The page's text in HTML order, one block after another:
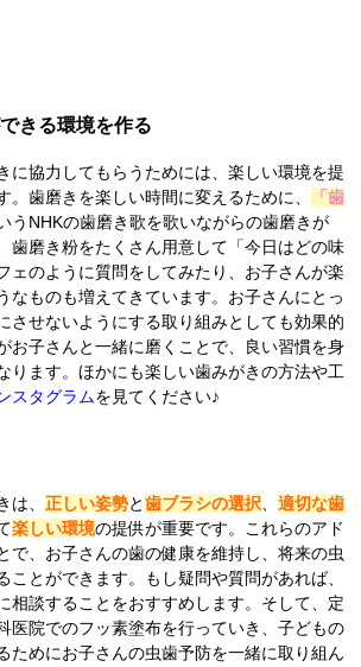
きる環境を作る
に協力してもらうためには、楽しい環境を提
。歯磨きを楽しい時間に変えるために、
「歯
うNHKの歯磨き歌を歌いながらの歯磨きが
歯磨き粉をたくさん用意して「今日はどの味
ェのように質問をしてみたり、お子さんが楽
なものも増えてきています。お子さんにとっ
させないようにする取り組みとしても効果的
お子さんと一緒に磨くことで、良い習慣を身
ります。ほかにも楽しい歯みがきの方法や工
スタグラムを見てください♪
は、 正しい姿勢と歯ブラシの選択
適切な歯
楽しい環境の提供が重要です。これらのアド
で、お子さんの歯の健康を維持し、将来の虫
ことができます。もし疑問や質問があれば、
相談することをおすすめします。そして、定
医院でのフッ素塗布を行っていき、子どもの
ためにお子さんの虫歯予防を一緒に取り組ん